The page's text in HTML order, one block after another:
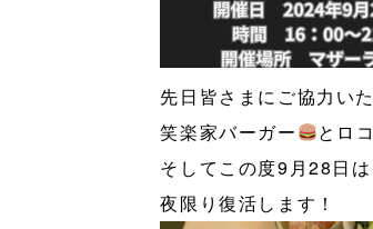
先日皆さまにご協力い
笑楽家バーガー
とロ
そしてこの度9月28日
夜限り復活します！